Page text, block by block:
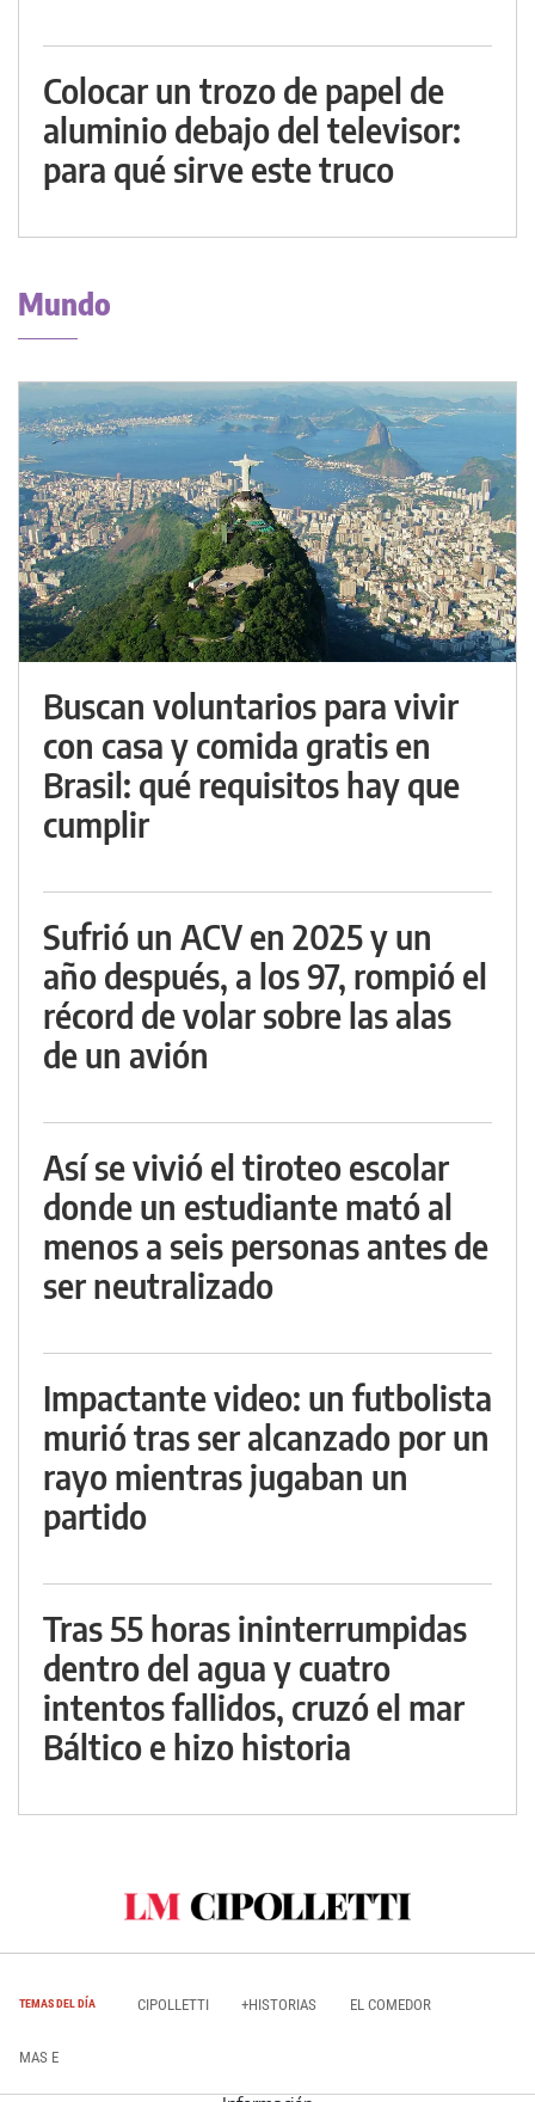
Colocar un trozo de papel de
aluminio debajo del televisor:
para qué sirve este truco
Mundo
Buscan voluntarios para vivir
con casa y comida gratis en
Brasil: qué requisitos hay que
cumplir
Sufrió un ACV en 2025 y un
año después, a los 97, rompió el
récord de volar sobre las alas
de un avión
Así se vivió el tiroteo escolar
donde un estudiante mató al
menos a seis personas antes de
ser neutralizado
Impactante video: un futbolista
murió tras ser alcanzado por un
rayo mientras jugaban un
partido
Tras 55 horas ininterrumpidas
dentro del agua y cuatro
intentos fallidos, cruzó el mar
Báltico e hizo historia
TEMAS DEL DÍA CIPOLLETTI +HISTORIAS EL COMEDOR
MAS E